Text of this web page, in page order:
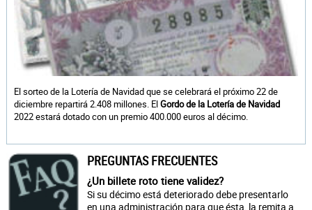
El sorteo de la Lotería de Navidad que se celebrará el próximo 22 de
diciembre repartirá 2.408 millones. ElGordo de la Lotería de Navidad
2022 estará dotado con un premio 400.000 euros al décimo.
PREGUNTAS FRECUENTES
¿Un billete roto tiene validez?
Si su décimo está deteriorado debe presentarlo
en una administración para que ésta, la remita a